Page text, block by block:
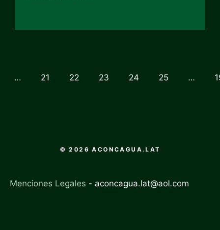
… 21 22 23 24 25 …
© 2026 ACONCAGUA.LAT
Menciones Legales - aconcagua.lat@aol.com